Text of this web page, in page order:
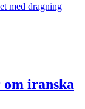
med dragning
iranska